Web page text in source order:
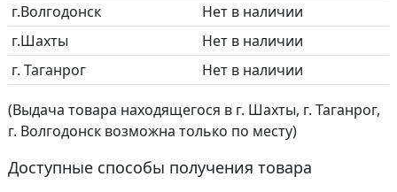
г.Волгодонск
Нет в наличии
г.Шахты
Нет в наличии
г. Таганрог
Нет в наличии
(Выдача товара находящегося в г. Шахты, г. Таганрог,
г. Волгодонск возможна только по месту)
Доступные способы получения товара